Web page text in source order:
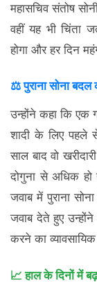
महासचिव संतोष
वहीं यह भी चिंता
होगा और हर दिन
⚖️ पुराना सोना बदल
उन्होंने कहा कि एक
शादी के लिए पहले
साल बाद वो
दोगुना से अधिक
जवाब में पुराना
जवाब देते हुए
करने का
📈 हाल के दिनों में